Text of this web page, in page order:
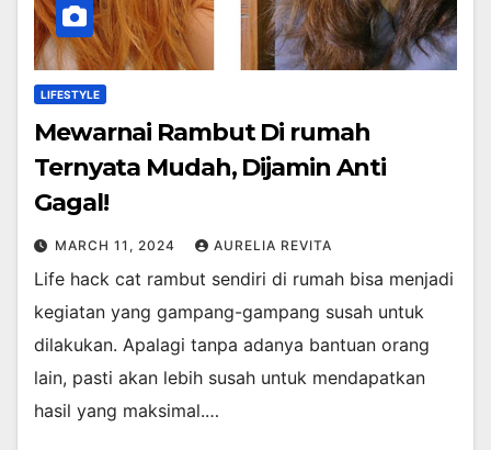
LIFESTYLE
Mewarnai Rambut Di rumah
Ternyata Mudah, Dijamin Anti
Gagal!
MARCH 11, 2024 AURELIA REVITA
Life hack cat rambut sendiri di rumah bisa menjadi
kegiatan yang gampang-gampang susah untuk
dilakukan. Apalagi tanpa adanya bantuan orang
lain, pasti akan lebih susah untuk mendapatkan
hasil yang maksimal.…